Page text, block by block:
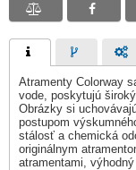
Atramenty Colorway
vode, poskytujú
Obrázky si
postupom
stálosť a chemická
originálnym
atramentami,